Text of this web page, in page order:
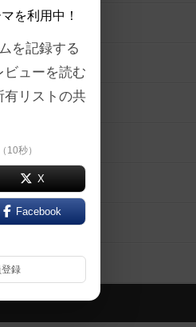
を利用中！
を記録する
ビューを読む
有リストの共
10秒）
X
Facebook
登録
ュー